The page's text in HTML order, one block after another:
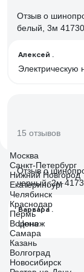
Отзыв о
белый, 3м 41730
Алексей .
15 отзывов
Отзыв о
черный, 2м
Варвара .
Цена
Москва
Санкт-Петербург
Нижний Новгород
Екатеринбург
Челябинск
Краснодар
Пермь
Воронеж
Самара
Казань
Волгоград
Новосибирск